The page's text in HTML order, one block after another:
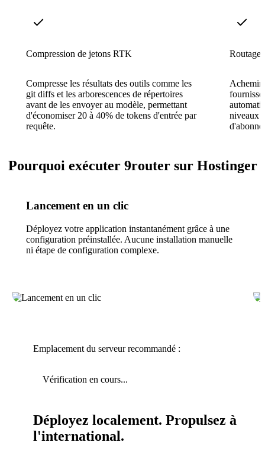
Compression de jetons RTK
Compresse les résultats des outils comme les
git diffs et les arborescences de répertoires
avant de les envoyer au modèle, permettant
d'économiser 20 à 40% de tokens d'entrée par
requête.
Routage
niveaux
Pourquoi exécuter 9router sur Hostinger
Lancement en un clic
Déployez votre application instantanément grâce à une
configuration préinstallée. Aucune installation manuelle
ni étape de configuration complexe.
Emplacement du serveur recommandé :
Vérification en cours...
Déployez localement. Propulsez à
l'international.